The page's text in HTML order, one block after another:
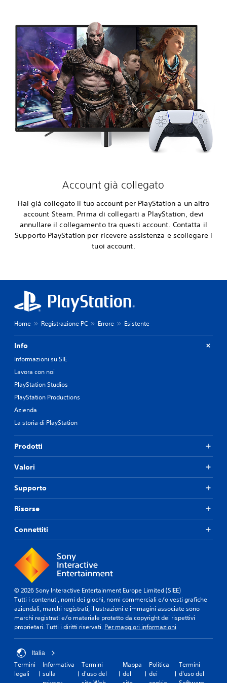
Account già collegato
Hai già collegato il tuo account per PlayStation a un altro
account Steam. Prima di collegarti a PlayStation, devi
annullare il collegamento tra questi account. Contatta il
Supporto PlayStation per ricevere assistenza e scollegare i
tuoi account.
Home Registrazione PC Errore Esistente
Info
Informazioni su SIE
Lavora con noi
PlayStation Studios
PlayStation Productions
Azienda
La storia di PlayStation
Prodotti
Valori
Supporto
Risorse
Connettiti
© 2026 Sony Interactive Entertainment Europe Limited (SIEE)
Tutti i contenuti, nomi dei giochi, nomi commerciali e/o vesti grafiche
aziendali, marchi registrati, illustrazioni e immagini associate sono
marchi registrati e/o materiale protetto da copyright dei rispettivi
proprietari. Tutti i diritti riservati. Per maggiori informazioni
Italia
Termini
legali
Informativa
sulla
Termini
d'uso del
Mappa
del
Politica
dei
Termini
d'uso del